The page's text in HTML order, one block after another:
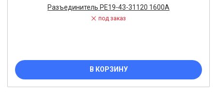
Разъединитель РЕ19-43-31120 1600А
под заказ
В КОРЗИНУ